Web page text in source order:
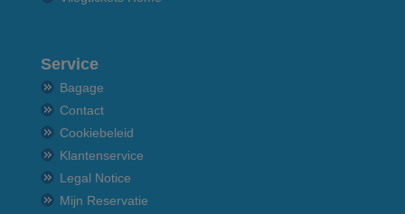
Service
Bagage
Contact
Cookiebeleid
Klantenservice
Legal Notice
Mijn Reservatie